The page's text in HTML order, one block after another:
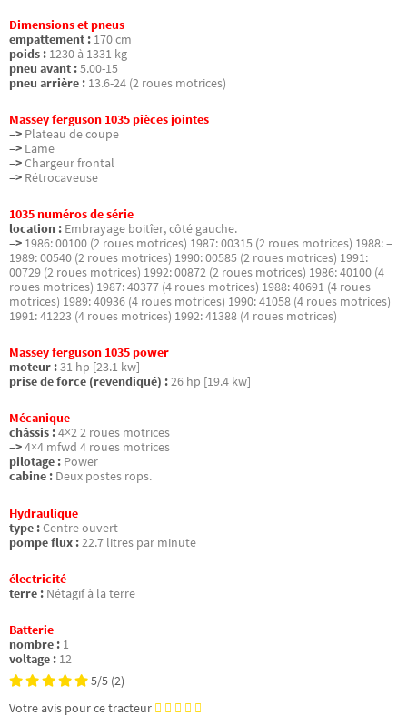
Dimensions et pneus
empattement : 170 cm
poids : 1230 à 1331 kg
pneu avant :5.00-15
pneu arrière : 13.6-24 (2 roues motrices)
Massey ferguson 1035 pièces jointes
–> Plateau de coupe
–> Lame
–>Chargeur frontal
–> Rétrocaveuse
1035 numéros de série
location : Embrayage boitîer, côté gauche.
–> 1986: 00100 (2 roues motrices) 1987: 00315 (2 roues motrices) 1988: –
1989: 00540 (2 roues motrices) 1990: 00585 (2 roues motrices) 1991:
00729 (2 roues motrices) 1992: 00872 (2 roues motrices) 1986: 40100 (4
roues motrices) 1987: 40377 (4 roues motrices) 1988: 40691 (4 roues
motrices) 1989: 40936 (4 roues motrices) 1990: 41058 (4 roues motrices)
1991: 41223 (4 roues motrices) 1992: 41388 (4 roues motrices)
Massey ferguson 1035 power
moteur :31 hp [23.1 kw]
prise de force (revendiqué) :26 hp [19.4 kw]
Mécanique
châssis :4×2 2 roues motrices
–>4×4 mfwd 4 roues motrices
pilotage : Power
cabine : Deux postes rops.
Hydraulique
type :Centre ouvert
pompe flux :22.7 litres par minute
électricité
terre : Nétagif à la terre
Batterie
nombre : 1
voltage : 12
5/5 (2)
Votre avis pour ce tracteur